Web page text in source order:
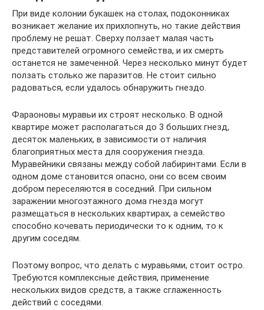
При виде колонии букашек на столах, подоконниках
возникает желание их прихлопнуть, но такие действия
проблему не решат. Сверху ползает малая часть
представителей огромного семейства, и их смерть
останется не замеченной. Через несколько минут будет
ползать столько же паразитов. Не стоит сильно
радоваться, если удалось обнаружить гнездо.
Фараоновы муравьи их строят несколько. В одной
квартире может располагаться до 3 больших гнезд,
десяток маленьких, в зависимости от наличия
благоприятных места для сооружения гнезда.
Муравейники связаны между собой лабиринтами. Если в
одном доме становится опасно, они со всем своим
добром переселяются в соседний. При сильном
заражении многоэтажного дома гнезда могут
размещаться в нескольких квартирах, а семейство
способно кочевать периодически то к одним, то к
другим соседям.
Поэтому вопрос, что делать с муравьями, стоит остро.
Требуются комплексные действия, применение
нескольких видов средств, а также сглаженность
действий с соседями.